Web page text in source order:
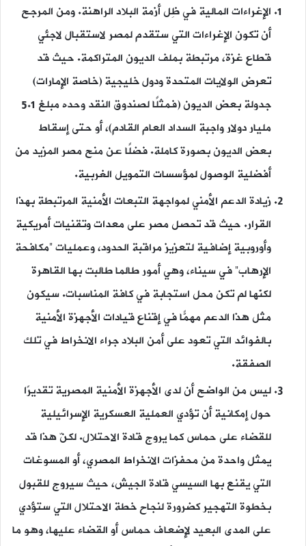
الإغراءات المالية في ظِل أزمة البلاد الراهنة. ومن المرجح
أن تكون الإغراءات التي ستقدم لمصر لاستقبال لاجئي
قطاع غزة، مرتبطة بملف الديون المتراكمة. حيث قد
تعرض الولايات المتحدة ودول خليجية (خاصة الإمارات)
جدولة بعض الديون (فمثلًا لصندوق النقد وحده مبلغ 5.1
مليار دولار واجبة السداد العام القادم)، أو حتى إسقاط
بعض الديون بصورة كاملة. فضلًا عن منح مصر المزيد من
أفضلية الوصول لمؤسسات التمويل الغربية.
زيادة الدعم الأمني لمواجهة التبعات الأمنية المرتبطة بهذا
القرار. حيث قد تحصل مصر على معدات وتقنيات أمريكية
وأوروبية إضافية لتعزيز مراقبة الحدود، وعمليات “مكافحة
الإرهاب” في سيناء، وهي أمور طالما طالبت بها القاهرة
لكنّها لم تكن محل استجابة في كافة المناسبات. سيكون
مثل هذا الدعم مهمًّا في إقناع قيادات الأجهزة الأمنية
بالفوائد التي تعود على أمن البلاد جراء الانخراط في تلك
الصفقة.
ليس من الواضح أن لدى الأجهزة الأمنية المصرية تقديرًا
حول إمكانية أن تؤدي العملية العسكرية الإسرائيلية
للقضاء على حماس كما يروج قادة الاحتلال. لكنّ هذا قد
يمثل واحدة من محفزات الانخراط المصري، أو المسوغات
التي يقنع بها السيسي قادة الجيش، حيث سيروج للقبول
بخطوة التهجير كضرورة لنجاح خطة الاحتلال التي ستؤدي
على المدى البعيد لإضعاف حماس أو القضاء عليها، وهو ما